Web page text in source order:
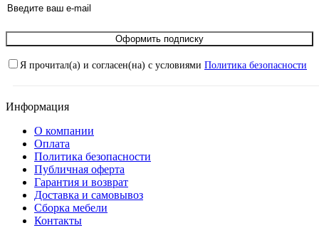
Оформить подписку
Я прочитал(а) и согласен(на) с условиями Политика безопасности
Информация
О компании
Оплата
Политика безопасности
Публичная оферта
Гарантия и возврат
Доставка и самовывоз
Сборка мебели
Контакты